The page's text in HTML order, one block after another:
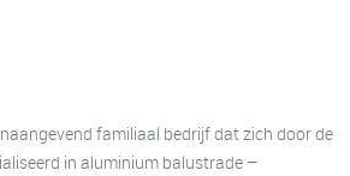
familiaal bedrijf dat zich door de
in aluminium balustrade –